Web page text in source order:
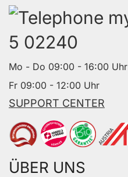
5 02240
Mo - Do 09:00 - 16:00 Uhr
Fr 09:00 - 12:00 Uhr
SUPPORT CENTER
ÜBER UNS